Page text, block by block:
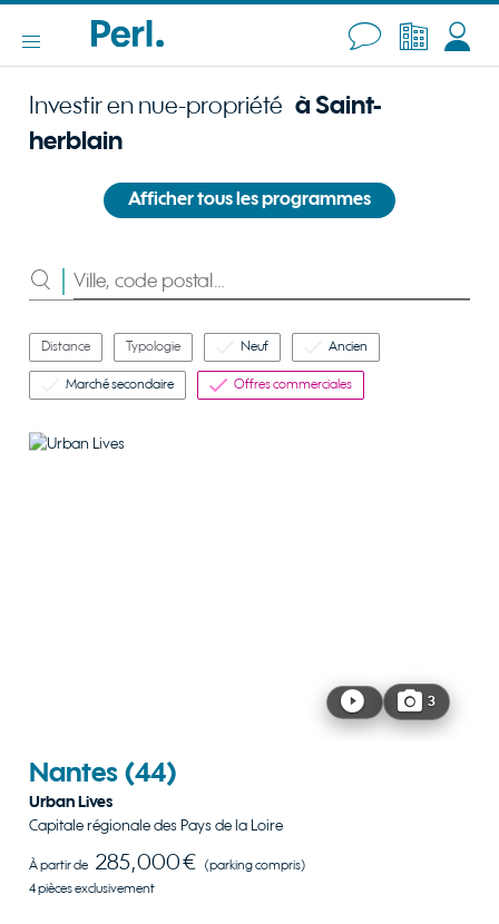
Investir en nue-propriété à Saint-
herblain
Afficher tous les programmes
Distance Typologie Neuf Ancien
Marché secondaire Offres commerciales
3
Nantes (44)
Urban Lives
Capitale régionale des Pays de la Loire
À partir de 285,000 € (parking compris)
4 pièces exclusivement